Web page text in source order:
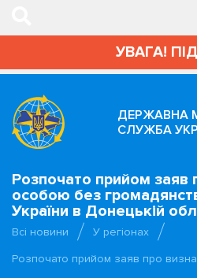
УВАГА!
ДЕРЖАВНА
СЛУЖБА
Розпочато прийом заяв
особою без
України в Донецькій
Всі новини
У регіонах
Розпочато прийом заяв про